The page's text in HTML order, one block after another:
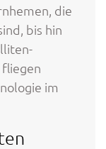
die
bis hin
im